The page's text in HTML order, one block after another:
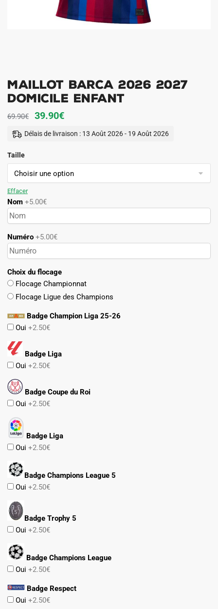
Maillot Barca 2026 2027
Domicile Enfant
69.90€
Le
prix
69.90€.
39.90€Le
prix
39.90€.
Délais de livraison : 13 Août 2026 - 19 Août 2026
Taille
Effacer
Nom +5.00€
Numéro +5.00€
Choix du flocage
Flocage Championnat
Flocage Ligue des Champions
Badge Champion Liga 25-26
Oui +2.50€
Badge Liga
Oui +2.50€
Badge Coupe du Roi
Oui +2.50€
Badge Liga
Oui +2.50€
Badge Champions League 5
Oui +2.50€
Badge Trophy 5
Oui +2.50€
Badge Champions League
Oui +2.50€
Badge Respect
Oui +2.50€